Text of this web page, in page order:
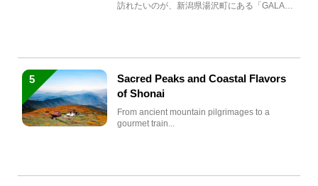
訪れたいのが、新潟県湯沢町にある「GALA湯
5
Sacred Peaks and Coastal Flavors
of Shonai
From ancient mountain pilgrimages to a
gourmet train...